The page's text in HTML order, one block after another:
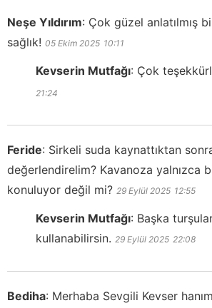
Neşe Yıldırım: Çok güzel anlatılmış
sağlık! 05 Ekim 2025 10:11
Kevserin Mutfağı: Çok
21:24
Feride: Sirkeli suda kaynattıktan
değerlendirelim? Kavanoza yalnızca
konuluyor değil mi? 29 Eylül 2025 12:55
Kevserin Mutfağı: Başka
kullanabilirsin. 29 Eylül 2025 22:08
Bediha: Merhaba Sevgili Kevser